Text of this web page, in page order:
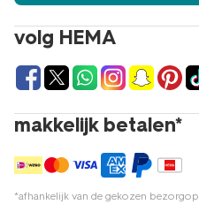
volg HEMA
makkelijk betalen*
*afhankelijk van de gekozen